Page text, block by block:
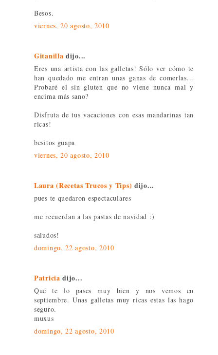
Besos.
viernes, 20 agosto, 2010
Gitanilla dijo...
Eres una artista con las galletas! Sólo ver cómo te
han quedado me entran unas ganas de comerlas...
Probaré el sin gluten que no viene nunca mal y
encima más sano?
Disfruta de tus vacaciones con esas mandarinas tan
ricas!
besitos guapa
viernes, 20 agosto, 2010
Laura (Recetas Trucos y Tips) dijo...
pues te quedaron espectaculares
me recuerdan a las pastas de navidad :)
saludos!
domingo, 22 agosto, 2010
Patricia dijo...
Qué te lo pases muy bien y nos vemos en
septiembre. Unas galletas muy ricas estas las hago
seguro.
muxus
domingo, 22 agosto, 2010